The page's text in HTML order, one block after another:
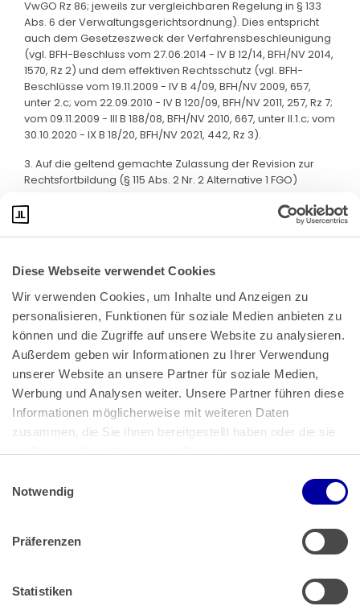
Diese Webseite verwendet Cookies
Wir verwenden Cookies, um Inhalte und Anzeigen zu
personalisieren, Funktionen für soziale Medien anbieten zu
können und die Zugriffe auf unsere Website zu analysieren.
Außerdem geben wir Informationen zu Ihrer Verwendung
unserer Website an unsere Partner für soziale Medien,
Werbung und Analysen weiter. Unsere Partner führen diese
Informationen möglicherweise mit weiteren Daten
zusammen, die Sie ihnen bereitgestellt haben oder die sie
im Rahmen Ihrer Nutzung der Dienste gesammelt haben.
Impressum
Notwendig
Präferenzen
Statistiken
VwGO Rz 86; jeweils zur vergleichbaren Regelung in § 133
Abs. 6 der Verwaltungsgerichtsordnung). Dies entspricht
auch dem Gesetzeszweck der Verfahrensbeschleunigung
(vgl. BFH-Beschluss vom 27.06.2014 - IV B 12/14, BFH/NV 2014,
1570, Rz 2) und dem effektiven Rechtsschutz (vgl. BFH-
Beschlüsse vom 19.11.2009 - IV B 4/09, BFH/NV 2009, 657,
unter 2.c; vom 22.09.2010 - IV B 120/09, BFH/NV 2011, 257, Rz 7;
vom 09.11.2009 - III B 188/08, BFH/NV 2010, 667, unter II.1.c; vom
30.10.2020 - IX B 18/20, BFH/NV 2021, 442, Rz 3).
3. Auf die geltend gemachte Zulassung der Revision zur
Rechtsfortbildung (§ 115 Abs. 2 Nr. 2 Alternative 1 FGO)
Bundeskanzlerplatz 2
53113 Bonn
Pressemitteilungen|AGB
Impressum|Datenschutz
Muster Widerrufsformular (PDF)